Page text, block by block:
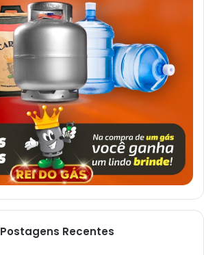
Postagens Recentes